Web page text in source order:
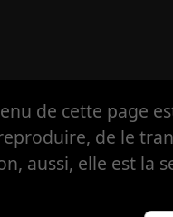
de cette page
de le
aussi, elle est la